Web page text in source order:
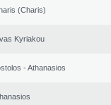
(Charis)
Kyriakou
- Athanasios